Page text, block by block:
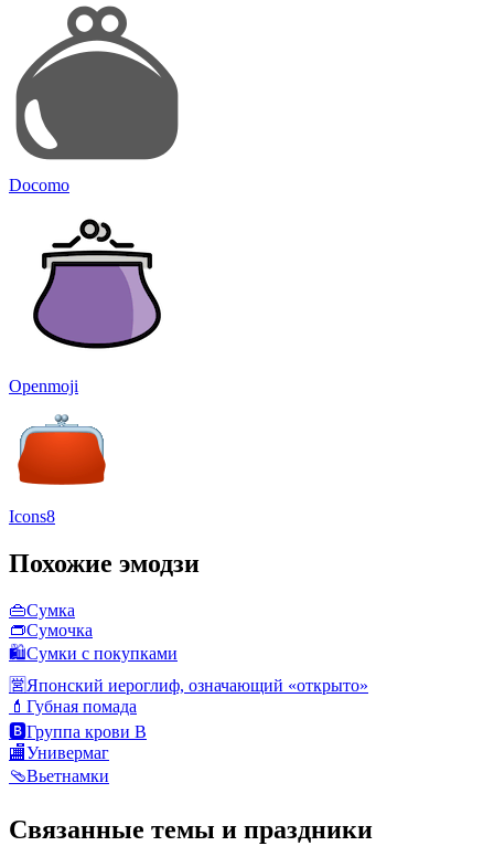
Docomo
Openmoji
Icons8
Похожие эмодзи
👜Сумка
👝Сумочка
🛍️Сумки с покупками
🈺Японский иероглиф, означающий «открыто»
💄 Губная помада
🅱️Группа крови B
🏬Универмаг
🩴Вьетнамки
Связанные темы и праздники